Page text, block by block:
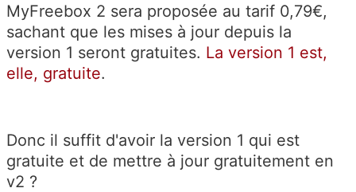
MyFreebox 2 sera proposée au tarif 0,79€,
sachant que les mises à jour depuis la
version 1 seront gratuites. La version 1 est,
elle, gratuite.
Donc il suffit d'avoir la version 1 qui est
gratuite et de mettre à jour gratuitement en
v2 ?